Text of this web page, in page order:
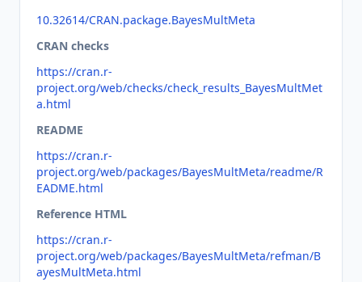
10.32614/CRAN.package.BayesMultMeta
CRAN checks
https://cran.r-
project.org/web/checks/check_results_BayesMultMet
a.html
README
https://cran.r-
project.org/web/packages/BayesMultMeta/readme/R
EADME.html
Reference HTML
https://cran.r-
project.org/web/packages/BayesMultMeta/refman/B
ayesMultMeta.html